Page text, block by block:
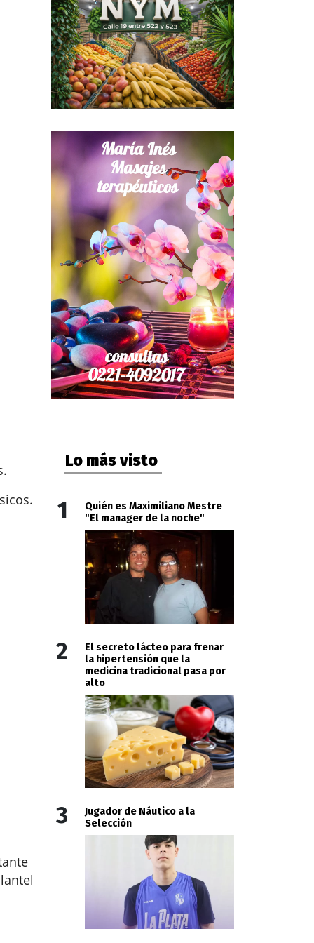
Lo más visto
1
Quién es Maximiliano Mestre
"El manager de la noche"
2
El secreto lácteo para frenar
la hipertensión que la
medicina tradicional pasa por
alto
3
Jugador de Náutico a la
Selección